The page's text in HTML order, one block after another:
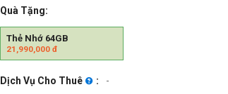
Quà Tặng:
Thẻ Nhớ 64GB
21,990,000đ
Dịch Vụ Cho Thuê :
-